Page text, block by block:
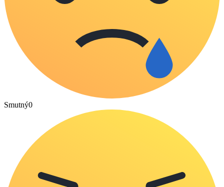
Smutný0